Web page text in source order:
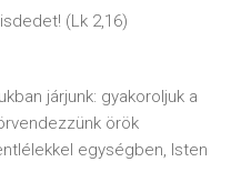
(Lk 2,16)
járjunk: gyakoroljuk a
örök
egységben, Isten